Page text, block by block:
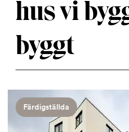
hus vi
byggt
Färdigställda